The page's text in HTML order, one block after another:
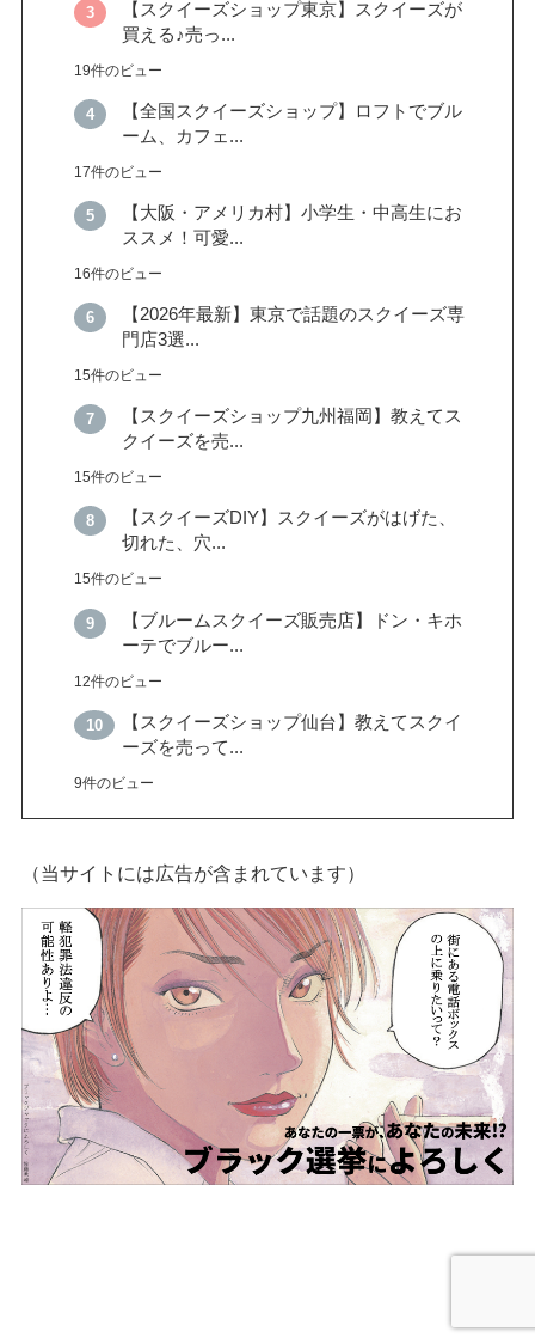
【スクイーズショップ東京】スクイーズが
買える♪売っ...
19件のビュー
【全国スクイーズショップ】ロフトでブル
ーム、カフェ...
17件のビュー
【大阪・アメリカ村】小学生・中高生にお
ススメ！可愛...
16件のビュー
【2026年最新】東京で話題のスクイーズ専
門店3選...
15件のビュー
【スクイーズショップ九州福岡】教えてス
クイーズを売...
15件のビュー
【スクイーズDIY】スクイーズがはげた、
切れた、穴...
15件のビュー
【ブルームスクイーズ販売店】ドン・キホ
ーテでブルー...
12件のビュー
【スクイーズショップ仙台】教えてスクイ
ーズを売って...
9件のビュー
（当サイトには広告が含まれています）